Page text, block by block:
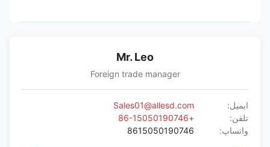
Mr. Leo
Foreign trade manager
ایمیل:
Sales01@allesd.com
تلفن:
+86-15050190746
واتساپ:
8615050190746